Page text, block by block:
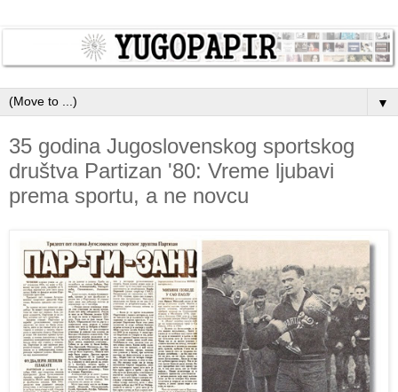
▼
35 godina Jugoslovenskog sportskog
društva Partizan '80: Vreme ljubavi
prema sportu, a ne novcu